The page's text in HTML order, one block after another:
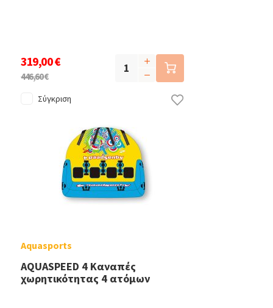
319,00 €
446,60 €
Σύγκριση
Aquasports
AQUASPEED 4 Καναπές
χωρητικότητας 4 ατόμων